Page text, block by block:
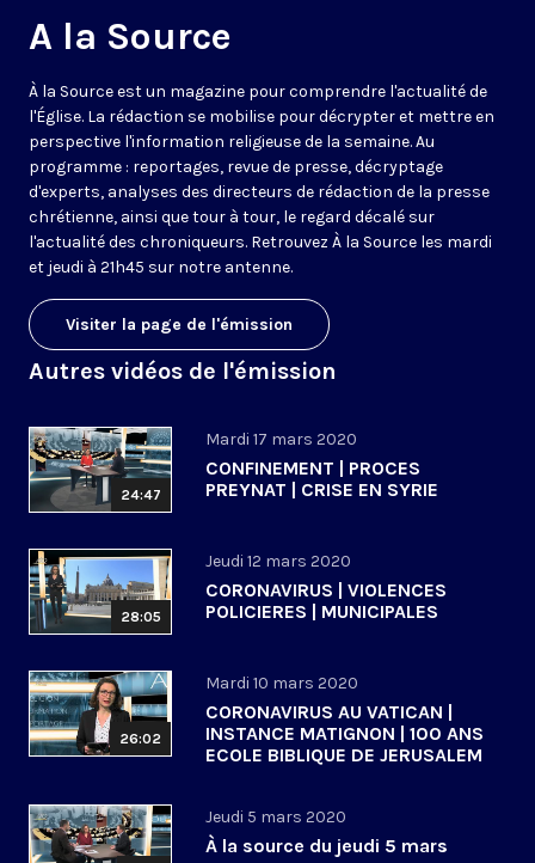
A la Source
À la Source est un magazine pour comprendre l'actualité de
l'Église. La rédaction se mobilise pour décrypter et mettre en
perspective l'information religieuse de la semaine. Au
programme : reportages, revue de presse, décryptage
d'experts, analyses des directeurs de rédaction de la presse
chrétienne, ainsi que tour à tour, le regard décalé sur
l'actualité des chroniqueurs. Retrouvez À la Source les mardi
et jeudi à 21h45 sur notre antenne.
Visiter la page de l'émission
Autres vidéos de l'émission
24:47
Mardi 17 mars 2020
CONFINEMENT | PROCES
PREYNAT | CRISE EN SYRIE
28:05
Jeudi 12 mars 2020
CORONAVIRUS | VIOLENCES
POLICIERES | MUNICIPALES
26:02
Mardi 10 mars 2020
CORONAVIRUS AU VATICAN |
INSTANCE MATIGNON | 100 ANS
ECOLE BIBLIQUE DE JERUSALEM
Jeudi 5 mars 2020
À la source du jeudi 5 mars